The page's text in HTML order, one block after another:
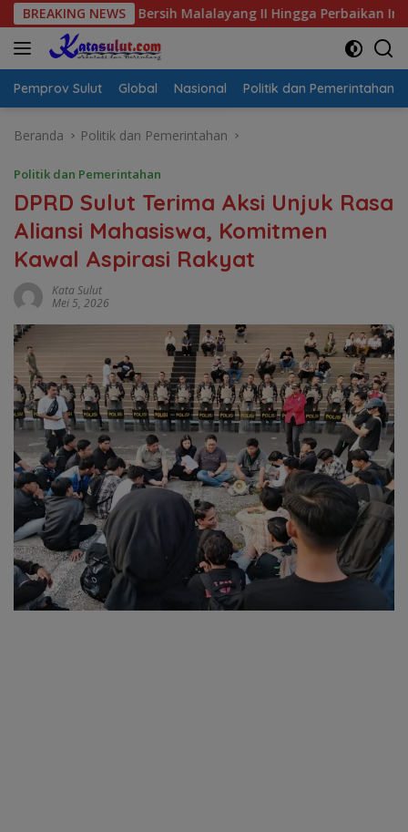
Langsung
ke
konten
BREAKING NEWS
Air Bersih Malalayang II Hingga Perbaikan Infrastruktur
Pemprov Sulut Global Nasional Politik dan Pemerintahan
Beranda Politik dan Pemerintahan
Politik dan Pemerintahan
DPRD Sulut Terima Aksi Unjuk Rasa
Aliansi Mahasiswa, Komitmen
Kawal Aspirasi Rakyat
Kata Sulut
Mei 5, 2026